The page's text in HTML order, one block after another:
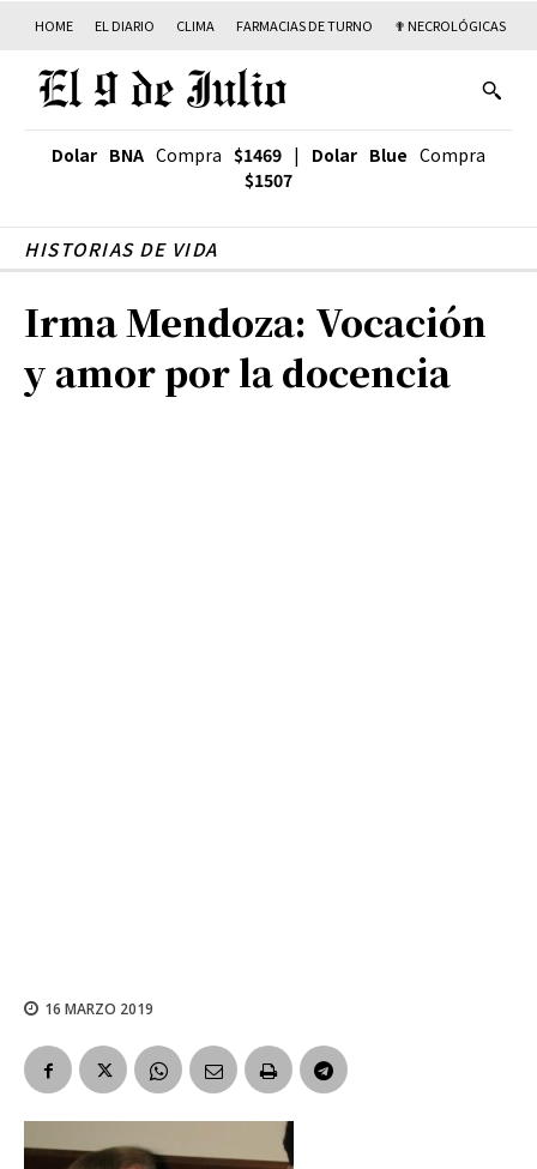
HOME EL DIARIO CLIMA FARMACIAS DE TURNO ✟ NECROLÓGICAS
Dolar BNA Compra $1469 | Dolar Blue Compra
$1507
HISTORIAS DE VIDA
Irma Mendoza: Vocación
y amor por la docencia
16 MARZO 2019